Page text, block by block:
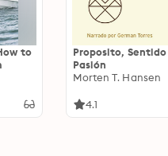
to
Proposito, Sentido
Pasión
Morten T. Hansen
4.1